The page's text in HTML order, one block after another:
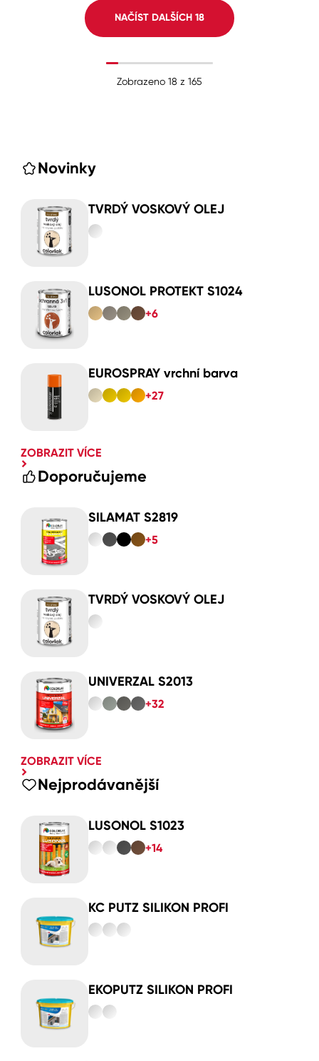
NAČÍST DALŠÍCH 18
Zobrazeno 18 z 165
Novinky
TVRDÝ VOSKOVÝ OLEJ
LUSONOL PROTEKT S1024
+6
EUROSPRAY vrchní barva
+27
ZOBRAZIT VÍCE
Doporučujeme
SILAMAT S2819
+5
TVRDÝ VOSKOVÝ OLEJ
UNIVERZAL S2013
+32
ZOBRAZIT VÍCE
Nejprodávanější
LUSONOL S1023
+14
KC PUTZ SILIKON PROFI
EKOPUTZ SILIKON PROFI